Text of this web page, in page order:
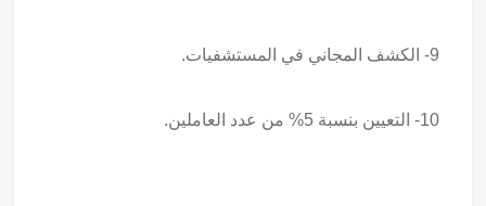
9- الكشف المجاني في المستشفيات.
10- التعيين بنسبة 5% من عدد العاملين.